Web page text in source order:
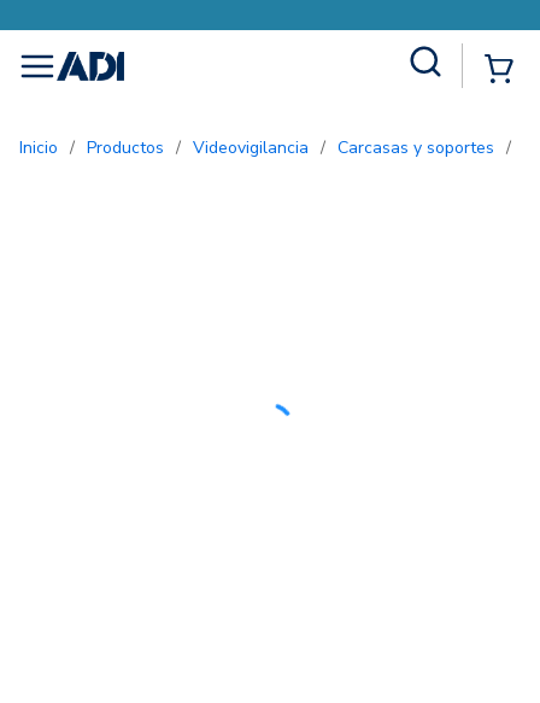
menu
Inicio / Productos / Videovigilancia / Carcasas y soportes /